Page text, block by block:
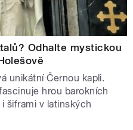
Odhalte mystickou
unikátní Černou kapli.
hrou barokních
šiframi v latinských